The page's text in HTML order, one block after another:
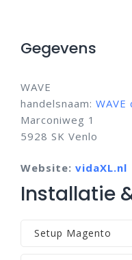
Gegevens
WAVE
handelsnaam:
Marconiweg 1
5928 SK Venlo
Website: vidaXL.nl
Installatie
Setup Magento